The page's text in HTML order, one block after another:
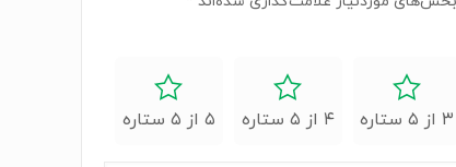
۳ از ۵ ستاره ۴ از ۵ ستاره ۵ از ۵ ستاره